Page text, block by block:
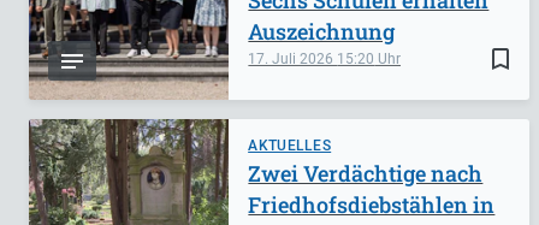
bookmark_border
17. Juli 2026 15:20
Auszeichnung
AKTUELLES
Zwei Verdächtige nach
Friedhofsdiebstählen in